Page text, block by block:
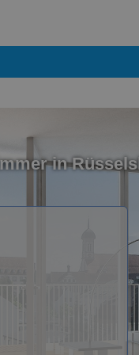
in